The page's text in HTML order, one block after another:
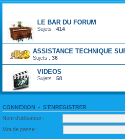
LE BAR DU FORUM
Sujets : 414
ASSISTANCE TECHNIQUE
Sujets : 36
VIDEOS
Sujets : 58
CONNEXION • S’ENREGISTRER
Nom d’utilisateur :
Mot de passe :